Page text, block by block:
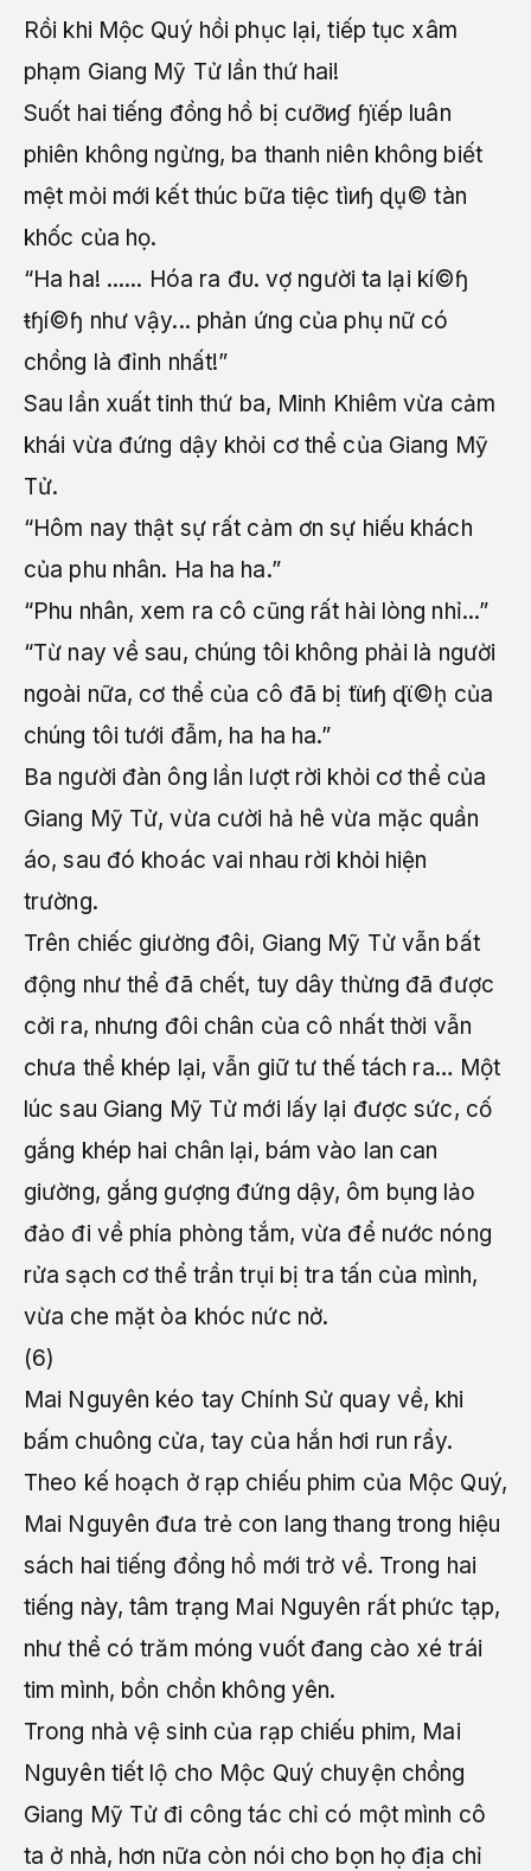
Rồi khi Mộc Quý hồi phục lại, tiếp tục xâm
phạm Giang Mỹ Tử lần thứ hai!
Suốt hai tiếng đồng hồ bị cưỡиɠ ɧϊếp luân
phiên không ngừng, ba thanh niên không biết
mệt mỏi mới kết thúc bữa tiệc tìиɧ ɖu͙© tàn
khốc của họ.
“Ha ha! ...... Hóa ra đυ. vợ người ta lại kí©ɧ
ŧɧí©ɧ như vậy... phản ứng của phụ nữ có
chồng là đỉnh nhất!”
Sau lần xuất tinh thứ ba, Minh Khiêm vừa cảm
khái vừa đứng dậy khỏi cơ thể của Giang Mỹ
Tử.
“Hôm nay thật sự rất cảm ơn sự hiếu khách
của phu nhân. Ha ha ha.”
“Phu nhân, xem ra cô cũng rất hài lòng nhỉ...”
“Từ nay về sau, chúng tôi không phải là người
ngoài nữa, cơ thể của cô đã bị tϊиɧ ɖϊ©h͙ của
chúng tôi tưới đẫm, ha ha ha.”
Ba người đàn ông lần lượt rời khỏi cơ thể của
Giang Mỹ Tử, vừa cười hả hê vừa mặc quần
áo, sau đó khoác vai nhau rời khỏi hiện
trường.
Trên chiếc giường đôi, Giang Mỹ Tử vẫn bất
động như thể đã chết, tuy dây thừng đã được
cởi ra, nhưng đôi chân của cô nhất thời vẫn
chưa thể khép lại, vẫn giữ tư thế tách ra… Một
lúc sau Giang Mỹ Tử mới lấy lại được sức, cố
gắng khép hai chân lại, bám vào lan can
giường, gắng gượng đứng dậy, ôm bụng lảo
đảo đi về phía phòng tắm, vừa để nước nóng
rửa sạch cơ thể trần trụi bị tra tấn của mình,
vừa che mặt òa khóc nức nở.
(6)
Mai Nguyên kéo tay Chính Sử quay về, khi
bấm chuông cửa, tay của hắn hơi run rẩy.
Theo kế hoạch ở rạp chiếu phim của Mộc Quý,
Mai Nguyên đưa trẻ con lang thang trong hiệu
sách hai tiếng đồng hồ mới trở về. Trong hai
tiếng này, tâm trạng Mai Nguyên rất phức tạp,
như thể có trăm móng vuốt đang cào xé trái
tim mình, bồn chồn không yên.
Trong nhà vệ sinh của rạp chiếu phim, Mai
Nguyên tiết lộ cho Mộc Quý chuyện chồng
Giang Mỹ Tử đi công tác chỉ có một mình cô
ta ở nhà, hơn nữa còn nói cho bọn họ địa chỉ